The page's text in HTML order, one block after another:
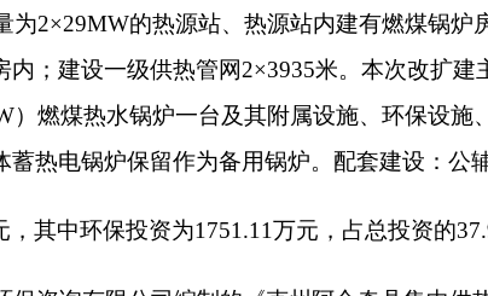
限公司编制的《克州阿合奇县集中供热新建热源项目
分局出具的初审意见（阿环预审〔2026〕4号），在
到有效缓解和控制，我局原则同意本项目按照《报告